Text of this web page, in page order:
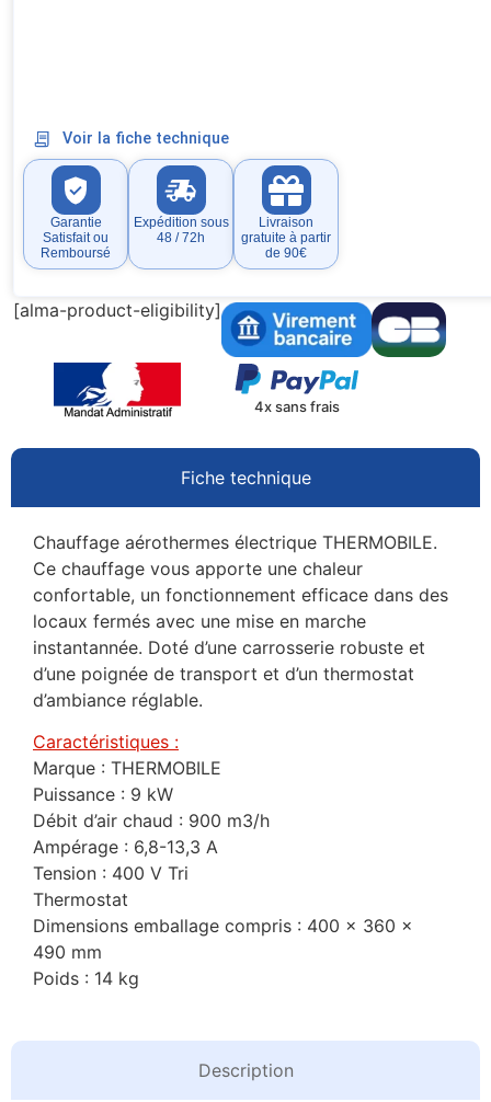
Voir la fiche technique
Garantie
Satisfait ou
Remboursé
Expédition sous
48 / 72h
Livraison
gratuite à partir
de 90€
[alma-product-eligibility]
4x sans frais
Fiche technique
Description
Chauffage aérothermes électrique THERMOBILE.
Ce chauffage vous apporte une chaleur
confortable, un fonctionnement efficace dans des
locaux fermés avec une mise en marche
instantannée. Doté d’une carrosserie robuste et
d’une poignée de transport et d’un thermostat
d’ambiance réglable.
Caractéristiques :
Marque : THERMOBILE
Puissance : 9 kW
Débit d’air chaud : 900 m3/h
Ampérage : 6,8-13,3 A
Tension : 400 V Tri
Thermostat
Dimensions emballage compris : 400 x 360 x
490 mm
Poids : 14 kg